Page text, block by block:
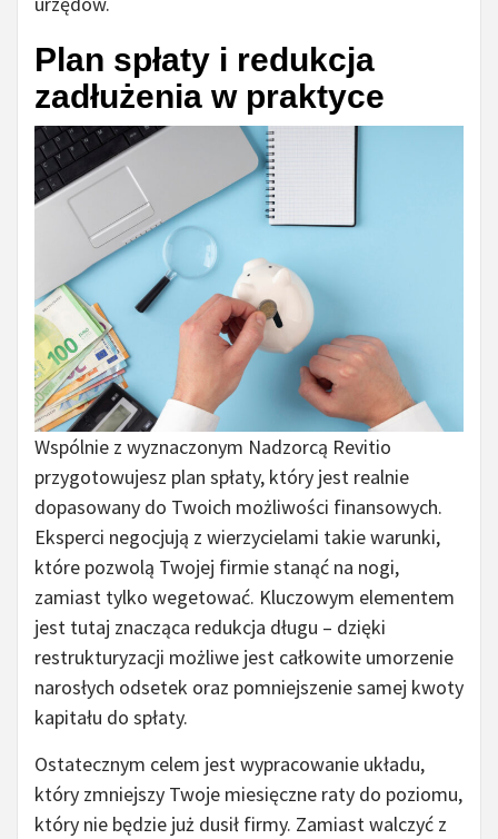
Plan spłaty i redukcja
zadłużenia w praktyce
Wspólnie z wyznaczonym Nadzorcą Revitio
przygotowujesz plan spłaty, który jest realnie
dopasowany do Twoich możliwości finansowych.
Eksperci negocjują z wierzycielami takie warunki,
które pozwolą Twojej firmie stanąć na nogi,
zamiast tylko wegetować. Kluczowym elementem
jest tutaj znacząca redukcja długu – dzięki
restrukturyzacji możliwe jest całkowite umorzenie
narosłych odsetek oraz pomniejszenie samej kwoty
kapitału do spłaty.
Ostatecznym celem jest wypracowanie układu,
który zmniejszy Twoje miesięczne raty do poziomu,
który nie będzie już dusił firmy. Zamiast walczyć z